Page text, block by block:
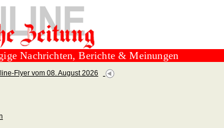
Nachrichten, Berichte & Meinungen
Flyer vom 08. August 2026